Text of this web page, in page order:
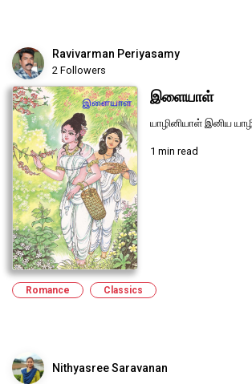
Ravivarman Periyasamy
2 Followers
இளையாள்
யாழினியாள் இனிய
1 min read
Romance Classics
Nithyasree Saravanan